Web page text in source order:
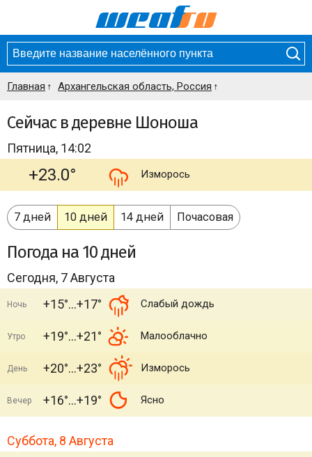
Главная Архангельская область, Россия
Сейчас в деревне Шоноша
Пятница, 14:02
+23.0° Изморось
7 дней 10 дней 14 дней Почасовая
Погода на 10 дней
Сегодня, 7 Августа
Ночь +15° +17° Слабый дождь
Утро +19° +21° Малооблачно
День +20° +23° Изморось
Вечер +16° +19° Ясно
Суббота, 8 Августа